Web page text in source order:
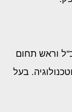
וראש תחום
בעל